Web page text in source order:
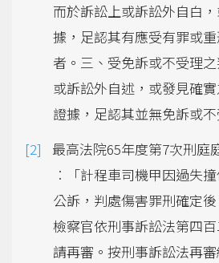
而於訴訟上或訴訟外自白
據，足認其有應受有罪或
者。三、受免訴或不受理
或訴訟外自述，或發見確
證據，足認其並無免訴或不
最高法院65年度第7次刑庭
︰「計程車司機甲因過失
公訴，判處傷害罪刑確定
檢察官依刑事訴訟法第四
請再審。按刑事訴訟法再